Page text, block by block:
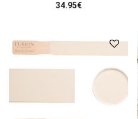
34.95€